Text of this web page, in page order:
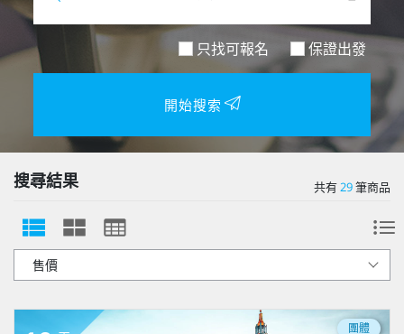
只找可報名 保證出發
開始搜索
搜尋結果 共有29筆商品
團體